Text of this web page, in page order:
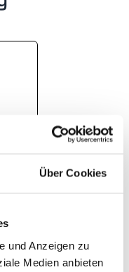
Über Cookies
und Anzeigen zu
Medien anbieten